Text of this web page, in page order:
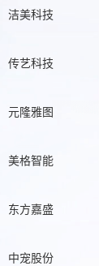
洁美科技
传艺科技
元隆雅图
美格智能
东方嘉盛
中宠股份